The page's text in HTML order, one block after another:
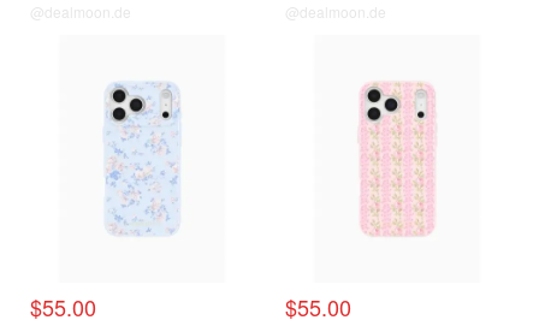
@dealmoon.de @dealmoon.de
$55.00 $55.00